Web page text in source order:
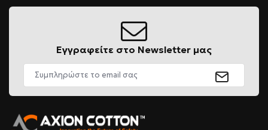
Εγγραφείτε στο Newsletter μας